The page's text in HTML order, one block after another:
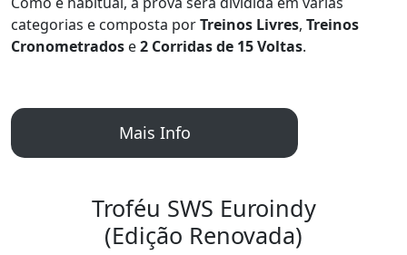
categorias e composta porTreinos Livres, Treinos
Cronometrados e2 Corridas de 15 Voltas.
Mais Info
Troféu SWS Euroindy
(Edição Renovada)